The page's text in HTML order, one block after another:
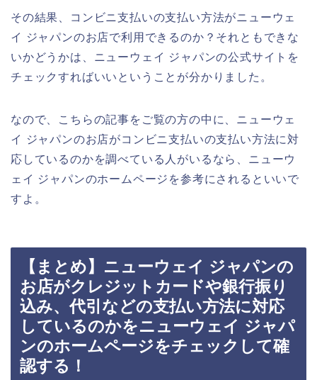
その結果、コンビニ支払いの支払い方法がニューウェ
イ ジャパンのお店で利用できるのか？それともできな
いかどうかは、ニューウェイ ジャパンの公式サイトを
チェックすればいいということが分かりました。
なので、こちらの記事をご覧の方の中に、ニューウェ
イ ジャパンのお店がコンビニ支払いの支払い方法に対
応しているのかを調べている人がいるなら、ニューウ
ェイ ジャパンのホームページを参考にされるといいで
すよ。
【まとめ】ニューウェイ ジャパンの
お店がクレジットカードや銀行振り
込み、代引などの支払い方法に対応
しているのかをニューウェイ ジャパ
ンのホームページをチェックして確
認する！